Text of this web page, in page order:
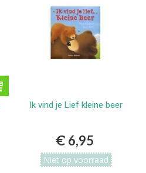
Ik vind je Lief kleine beer
€ 6,95
Niet op voorraad